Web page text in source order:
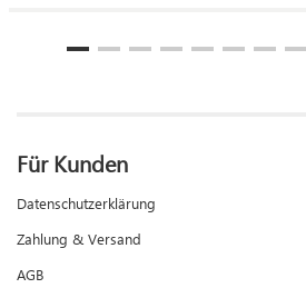
Für Kunden
Datenschutzerklärung
Zahlung & Versand
AGB